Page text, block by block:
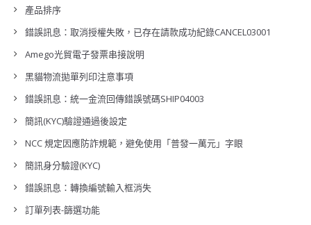
產品排序
錯誤訊息：取消授權失敗，已存在請款成功紀錄CANCEL03001
Amego光貿電子發票串接說明
黑貓物流拋單列印注意事項
錯誤訊息：統一金流回傳錯誤號碼SHIP04003
簡訊(KYC)驗證通過後設定
NCC 規定因應防詐規範，避免使用「普發一萬元」字眼
簡訊身分驗證(KYC)
錯誤訊息：轉換編號輸入框消失
訂單列表-篩選功能